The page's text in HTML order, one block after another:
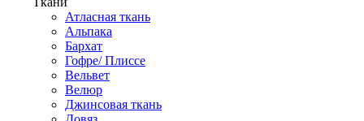
Атласная ткань
Альпака
Бархат
Гофре/ Плиссе
Вельвет
Велюр
Джинсовая ткань